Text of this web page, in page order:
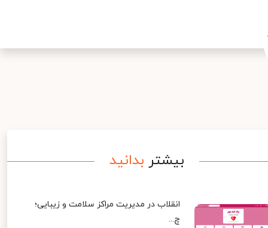
بیشتر بدانید
انقلاب در مدیریت مراکز سلامت و زیبایی؛
چ...